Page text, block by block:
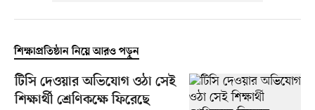
শিক্ষাপ্রতিষ্ঠান নিয়ে আরও পড়ুন
টিসি দেওয়ার অভিযোগ ওঠা সেই
শিক্ষার্থী শ্রেণিকক্ষে ফিরেছে